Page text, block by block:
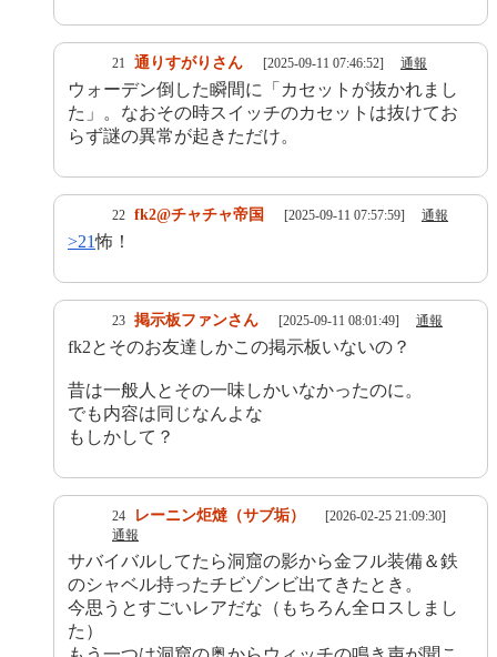
21 通りすがりさん [2025-09-11 07:46:52] 通報
ウォーデン倒した瞬間に「カセットが抜かれまし
た」。なおその時スイッチのカセットは抜けてお
らず謎の異常が起きただけ。
22 fk2@チャチャ帝国 [2025-09-11 07:57:59] 通報
>21怖！
23 掲示板ファンさん [2025-09-11 08:01:49] 通報
fk2とそのお友達しかこの掲示板いないの？
昔は一般人とその一味しかいなかったのに。
でも内容は同じなんよな
もしかして？
24 レーニン炬燵（サブ垢）
[2026-02-25 21:09:30]
通報
サバイバルしてたら洞窟の影から金フル装備＆鉄
のシャベル持ったチビゾンビ出てきたとき。
今思うとすごいレアだな（もちろん全ロスしまし
た）